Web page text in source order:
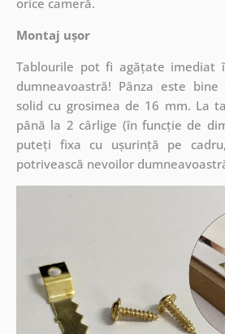
orice cameră.
Montaj ușor
Tablourile pot fi agățate imediat
dumneavoastră! Pânza este
solid cu grosimea de 16 mm. La
până la 2 cârlige (în funcție de
puteți fixa cu ușurință pe
potrivească nevoilor